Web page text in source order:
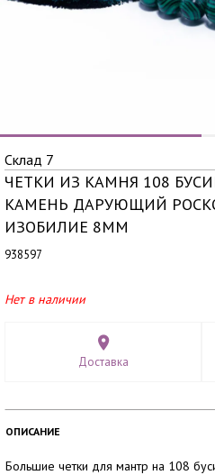
Склад 7
ЧЕТКИ ИЗ КАМНЯ 108
КАМЕНЬ ДАРУЮЩИЙ
ИЗОБИЛИЕ 8ММ
938597
Нет в наличии
Доставка
ОПИСАНИЕ
Большие четки для мантр на 108